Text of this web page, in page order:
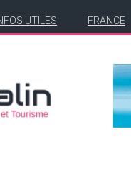
UTILES FRANCE